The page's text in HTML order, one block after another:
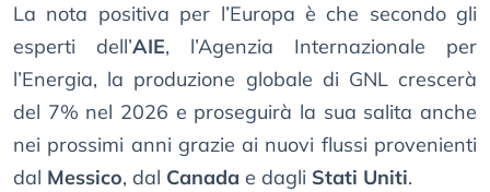
La nota positiva per l’Europa è che secondo gli
esperti dell’AIE, l’Agenzia Internazionale per
l’Energia, la produzione globale di GNL crescerà
del 7% nel 2026 e proseguirà la sua salita anche
nei prossimi anni grazie ai nuovi flussi provenienti
dal Messico, dal Canada e dagli Stati Uniti.